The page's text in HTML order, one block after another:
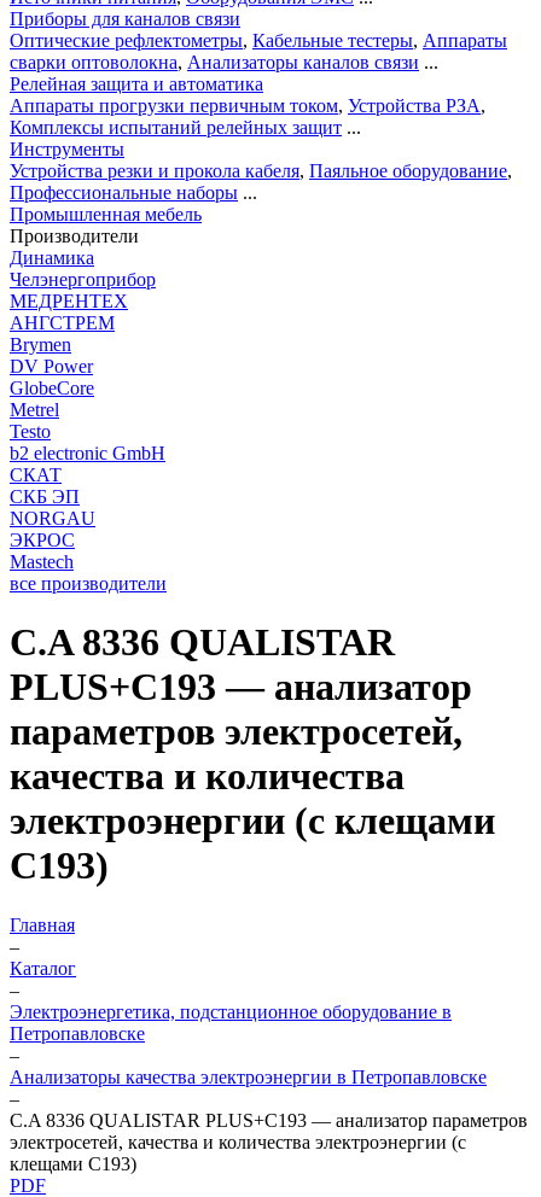
Приборы для каналов связи
Оптические рефлектометры, Кабельные тестеры, Аппараты
сварки оптоволокна, Анализаторы каналов связи ...
Релейная защита и автоматика
Аппараты прогрузки первичным током, Устройства РЗА,
Комплексы испытаний релейных защит ...
Инструменты
Устройства резки и прокола кабеля, Паяльное оборудование,
Профессиональные наборы ...
Промышленная мебель
Производители
Динамика
Челэнергоприбор
МЕДРЕНТЕХ
АНГСТРЕМ
Brymen
DV Power
GlobeCore
Metrel
Testo
b2 electronic GmbH
СКАТ
СКБ ЭП
NORGAU
ЭКРОС
Mastech
все производители
C.A 8336 QUALISTAR
PLUS+C193 — анализатор
параметров электросетей,
качества и количества
электроэнергии (с клещами
C193)
Главная
–
Каталог
–
Электроэнергетика, подстанционное оборудование в
Петропавловске
–
Анализаторы качества электроэнергии в Петропавловске
–
C.A 8336 QUALISTAR PLUS+C193 — анализатор параметров
электросетей, качества и количества электроэнергии (с
клещами C193)
PDF